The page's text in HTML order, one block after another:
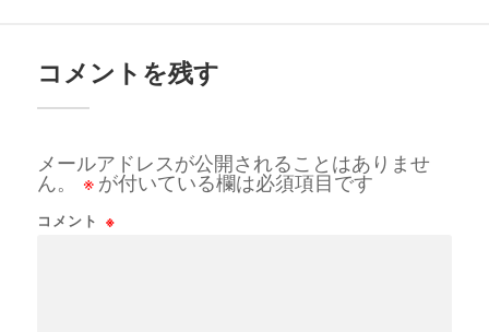
コメントを残す
メールアドレスが公開されることはありませ
ん。
※ が付いている欄は必須項目です
コメント ※